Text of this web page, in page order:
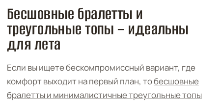
Бесшовные бралетты и
треугольные топы – идеальны
для лета
Если вы ищете бескомпромиссный вариант, где
комфорт выходит на первый план, тобесшовные
бралетты и минималистичные треугольные топы